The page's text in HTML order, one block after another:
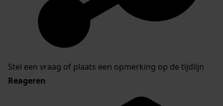
Stel een vraag of plaats een opmerking op de tijdlijn
Reageren